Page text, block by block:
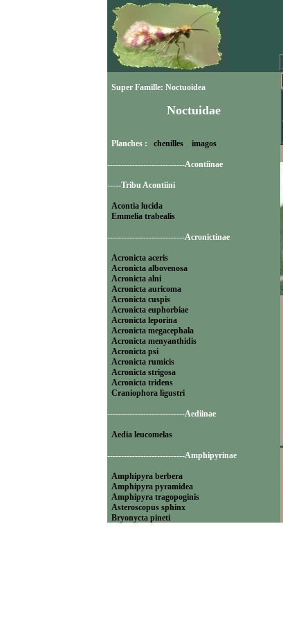
Super Famille: Noctuoidea
Noctuidae
Planches : chenilles imagos
----------------------------Acontiinae
-----Tribu Acontiini
Acontia lucida
Emmelia trabealis
----------------------------Acronictinae
Acronicta aceris
Acronicta albovenosa
Acronicta alni
Acronicta auricoma
Acronicta cuspis
Acronicta euphorbiae
Acronicta leporina
Acronicta megacephala
Acronicta menyanthidis
Acronicta psi
Acronicta rumicis
Acronicta strigosa
Acronicta tridens
Craniophora ligustri
----------------------------Aediinae
Aedia leucomelas
----------------------------Amphipyrinae
Amphipyra berbera
Amphipyra pyramidea
Amphipyra tragopoginis
Asteroscopus sphinx
Bryonycta pineti